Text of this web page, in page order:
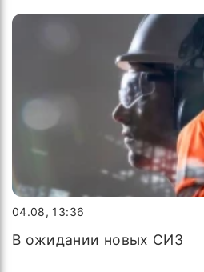
04.08, 13:36
В ожидании новых СИЗ